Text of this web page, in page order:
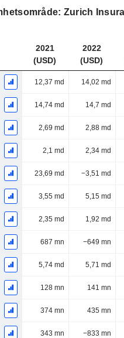
Zurich
2021
(USD)
2022
(USD)
12,37 md 14,02 md
14,74 md 14,7 md
2,69 md 2,88 md
2,1 md 2,34 md
23,69 md −3,51 md
3,55 md 5,15 md
2,35 md 1,92 md
687 mn −649 mn
5,74 md 5,71 md
128 mn 141 mn
374 mn 435 mn
343 mn −833 mn